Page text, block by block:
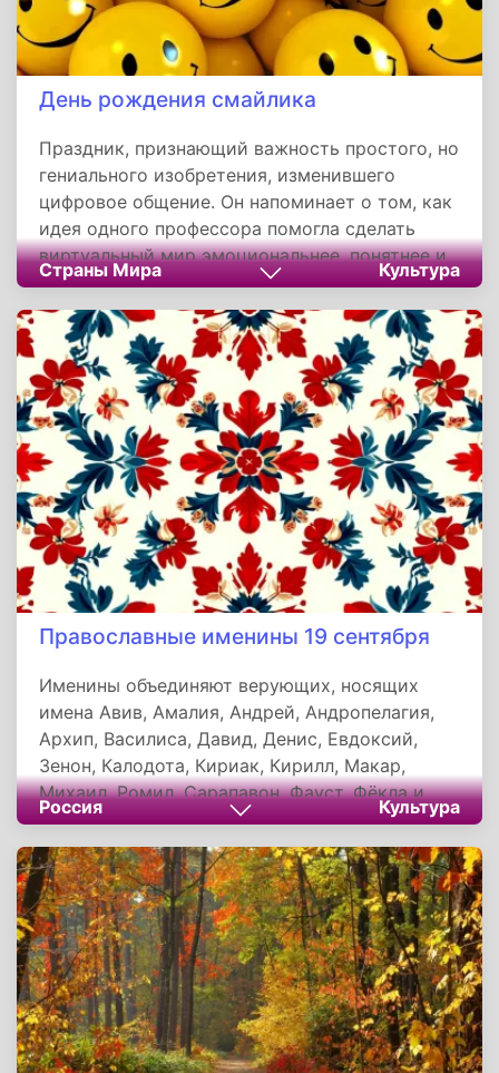
День рождения смайлика
Праздник, признающий важность простого, но
гениального изобретения, изменившего
цифровое общение. Он напоминает о том, как
идея одного профессора помогла сделать
виртуальный мир эмоциональнее, понятнее и
добрее для миллиардов людей. Смайлик стал
мостом между технологиями и
человечностью, наглядно демонстрируя, что
даже в цифровую эпоху самое ценное — это
живая эмоция, выраженная через простую
улыбку.
Страны Мира Культура
Православные именины 19 сентября
Именины объединяют верующих, носящих
имена Авив, Амалия, Андрей, Андропелагия,
Архип, Василиса, Давид, Денис, Евдоксий,
Зенон, Калодота, Кириак, Кирилл, Макар,
Михаил, Ромил, Сарапавон, Фауст, Фёкла и
Феоктист. Тезоименитство является важным
духовным праздником, напоминающим о
связи с небесными покровителями и богатом
наследии христианской традиции, укрепляя
веру и преемственность поколений в лоне
Православной Церкви.
Россия Культура